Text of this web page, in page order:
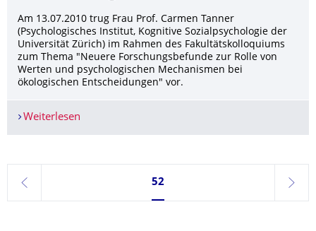
Am 13.07.2010 trug Frau Prof. Carmen Tanner
(Psychologisches Institut, Kognitive Sozialpsychologie der
Universität Zürich) im Rahmen des Fakultätskolloquiums
zum Thema "Neuere Forschungsbefunde zur Rolle von
Werten und psychologischen Mechanismen bei
ökologischen Entscheidungen" vor.
Weiterlesen
zurück
Seite 52, aktuell ausgewählt
52
weiter